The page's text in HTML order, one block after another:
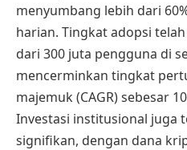
menyumbang lebih dari
harian. Tingkat adopsi
dari 300 juta pengguna di
mencerminkan tingkat
majemuk (CAGR) sebesar
Investasi institusional juga
signifikan, dengan dana